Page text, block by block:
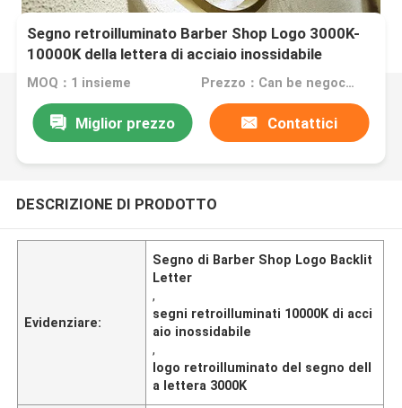
Segno retroilluminato Barber Shop Logo 3000K-
10000K della lettera di acciaio inossidabile
MOQ：1 insieme Prezzo：Can be negociated
Miglior prezzo Contattici
DESCRIZIONE DI PRODOTTO
Evidenziare:
Segno di Barber Shop Logo Backlit
Letter
,
segni retroilluminati 10000K di acci
aio inossidabile
,
logo retroilluminato del segno dell
a lettera 3000K